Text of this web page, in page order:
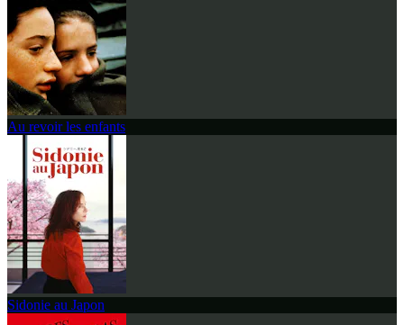
Au revoir les enfants
Sidonie au Japon